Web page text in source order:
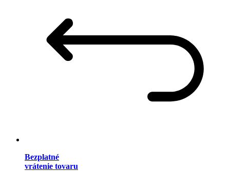
Bezplatné
vrátenie tovaru